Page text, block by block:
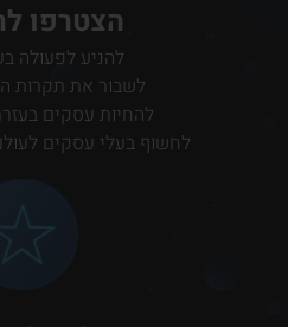
הצטרפו
להניע לפעולה
לשבור את תקרות
להחיות עסקים
לחשוף בעלי עסקים